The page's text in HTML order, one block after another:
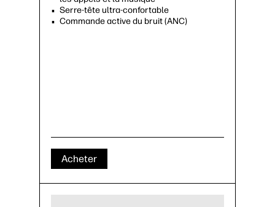
Serre-tête ultra-confortable
Commande active du bruit (ANC)
Acheter